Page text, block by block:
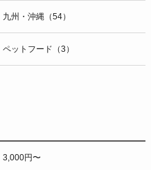
九州・沖縄（54）
ペットフード（3）
3,000円〜